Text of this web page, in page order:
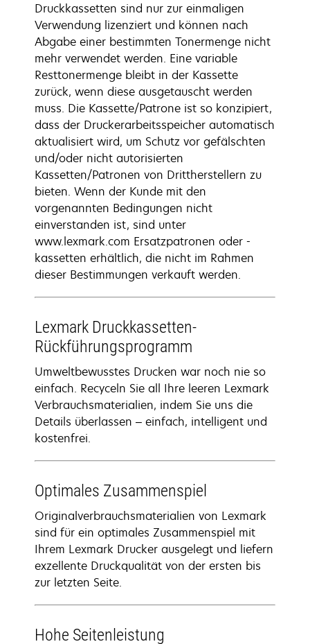
Druckkassetten sind nur zur einmaligen
Verwendung lizenziert und können nach
Abgabe einer bestimmten Tonermenge nicht
mehr verwendet werden. Eine variable
Resttonermenge bleibt in der Kassette
zurück, wenn diese ausgetauscht werden
muss. Die Kassette/Patrone ist so konzipiert,
dass der Druckerarbeitsspeicher automatisch
aktualisiert wird, um Schutz vor gefälschten
und/oder nicht autorisierten
Kassetten/Patronen von Drittherstellern zu
bieten. Wenn der Kunde mit den
vorgenannten Bedingungen nicht
einverstanden ist, sind unter
www.lexmark.com Ersatzpatronen oder -
kassetten erhältlich, die nicht im Rahmen
dieser Bestimmungen verkauft werden.
Lexmark Druckkassetten-
Rückführungsprogramm
Umweltbewusstes Drucken war noch nie so
einfach. Recyceln Sie all Ihre leeren Lexmark
Verbrauchsmaterialien, indem Sie uns die
Details überlassen – einfach, intelligent und
kostenfrei.
Optimales Zusammenspiel
Originalverbrauchsmaterialien von Lexmark
sind für ein optimales Zusammenspiel mit
Ihrem Lexmark Drucker ausgelegt und liefern
exzellente Druckqualität von der ersten bis
zur letzten Seite.
Hohe Seitenleistung